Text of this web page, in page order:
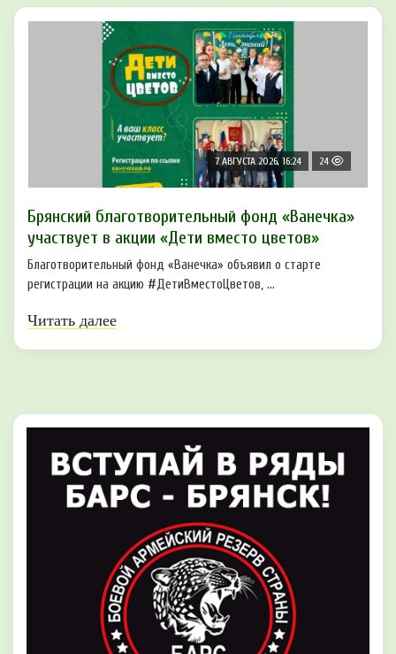
7 АВГУСТА 2026, 16:24 24
Брянский благотворительный фонд «Ванечка»
участвует в акции «Дети вместо цветов»
Благотворительный фонд «Ванечка» объявил о старте
регистрации на акцию #ДетиВместоЦветов, ...
Читать далее